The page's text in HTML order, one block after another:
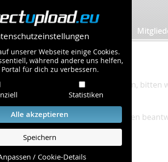
unserer Webseite einige Cookies.
während andere uns helfen,
für dich zu verbessern.
Statistiken
Alle akzeptieren
Speichern
/ Cookie-Details
Ihres Problems zu gewährleisten, bitten
Seite, die die häufig gestellten Fragen